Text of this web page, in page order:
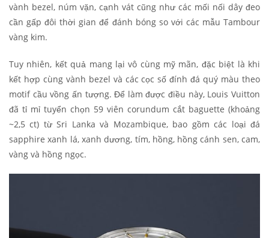
vành bezel, núm vặn, cạnh vát cũng như các mối nối dây đeo
cần gấp đôi thời gian để đánh bóng so với các mẫu Tambour
vàng kim.
Tuy nhiên, kết quả mang lại vô cùng mỹ mãn, đặc biệt là khi
kết hợp cùng vành bezel và các cọc số đính đá quý màu theo
motif cầu vồng ấn tượng. Để làm được điều này, Louis Vuitton
đã tỉ mỉ tuyển chọn 59 viên corundum cắt baguette (khoảng
~2,5 ct) từ Sri Lanka và Mozambique, bao gồm các loại đá
sapphire xanh lá, xanh dương, tím, hồng, hồng cánh sen, cam,
vàng và hồng ngọc.